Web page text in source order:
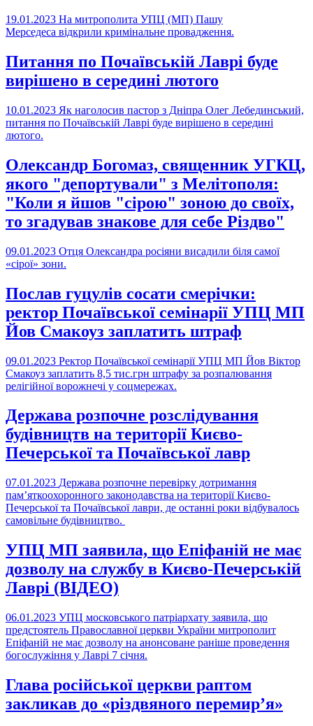
19.01.2023 На митрополита УПЦ (МП) Пашу
Мерседеса відкрили кримінальне провадження.
Питання по Почаївській Лаврі буде
вирішено в середині лютого
10.01.2023 Як наголосив пастор з Дніпра Олег Лебединський,
питання по Почаївській Лаврі буде вирішено в середині
лютого.
Олександр Богомаз, священник УГКЦ,
якого "депортували" з Мелітополя:
"Коли я йшов "сірою" зоною до своїх,
то згадував знакове для себе Різдво"
09.01.2023 Отця Олександра росіяни висадили біля самої
«сірої» зони.
Послав гуцулів сосати смерічки:
ректор Почаївської семінарії УПЦ МП
Йов Смакоуз заплатить штраф
09.01.2023 Ректор Почаївської семінарії УПЦ МП Йов Віктор
Смакоуз заплатить 8,5 тис.грн штрафу за розпалювання
релігійної ворожнечі у соцмережах.
Держава розпочне розслідування
будівництв на території Києво-
Печерської та Почаївської лавр
07.01.2023 Держава розпочне перевірку дотримання
пам’яткоохоронного законодавства на території Києво-
Печерської та Почаївської лаври, де останні роки відбувалось
самовільне будівництво.
УПЦ МП заявила, що Епіфаній не має
дозволу на службу в Києво-Печерській
Лаврі (ВІДЕО)
06.01.2023 УПЦ московського патріархату заявила, що
предстоятель Православної церкви України митрополит
Епіфаній не має дозволу на анонсоване раніше проведення
богослужіння у Лаврі 7 січня.
Глава російської церкви раптом
закликав до «різдвяного перемир’я»